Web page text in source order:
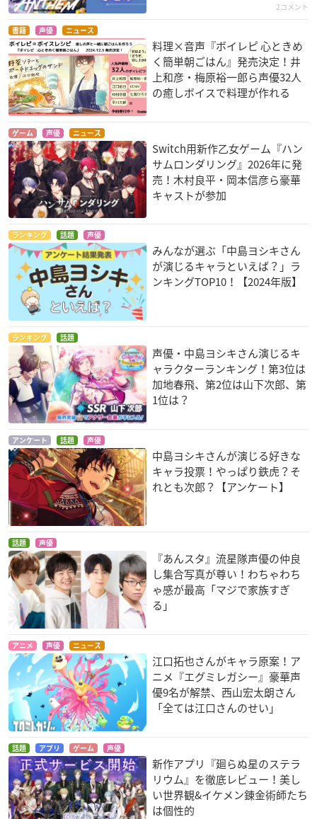
2コメント
書籍 声優 ニュース
料理×音声『ボイレピ 心ときめ
く簡単朝ごはん』発売決定！井
上和彦・梅原裕一郎ら声優32人
の癒しボイスで料理が作れる
ゲーム 声優 ニュース
Switch用新作乙女ゲーム『ハン
サムロンダリング』2026年に発
売！木村良平・岡本信彦ら豪華
キャストが参加
ランキング 話題 声優
みんなが選ぶ「中島ヨシキさん
が演じるキャラといえば？」ラ
ンキングTOP10！【2024年版】
ランキング 話題
声優・中島ヨシキさん演じるキ
ャラクターランキング！第3位は
加地春飛、第2位は山下次郎、第
1位は？
アンケート 話題 声優
中島ヨシキさんが演じる好きな
キャラ投票！やっぱり鉄虎？そ
れとも次郎？【アンケート】
話題 声優
『あんスタ』流星隊声優の仲良
し集合写真が尊い！わちゃわち
ゃ感が最高「マジで家族すぎ
る」
アニメ 声優 ニュース
江口拓也さんがキャラ原案！ア
ニメ『エグミレガシー』豪華声
優9名が解禁、西山宏太朗さん
「全ては江口さんのせい」
話題 アプリ ゲーム 声優
新作アプリ『廻らぬ星のステラ
リウム』を徹底レビュー！美し
い世界観&イケメン錬金術師たち
は個性的